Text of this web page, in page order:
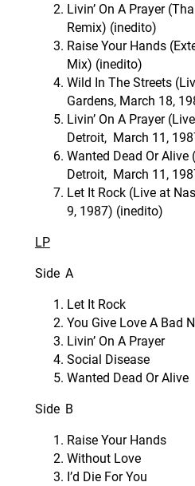
Livin’ On A Prayer
Remix) (inedito)
Raise Your Hands
Mix) (inedito)
Wild In The Streets
Gardens, March 18,
Livin’ On A Prayer
Detroit, March 11,
Wanted Dead Or Alive
Detroit, March 11,
Let It Rock (Live at
9, 1987) (inedito)
LP
Side A
Let It Rock
You Give Love A Bad
Livin’ On A Prayer
Social Disease
Wanted Dead Or Alive
Side B
Raise Your Hands
Without Love
I’d Die For You